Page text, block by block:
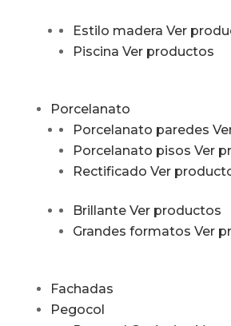
Estilo madera Ver
Piscina Ver productos
Porcelanato
Porcelanato paredes
Porcelanato pisos Ver
Rectificado Ver
Brillante Ver productos
Grandes formatos Ver
Fachadas
Pegocol